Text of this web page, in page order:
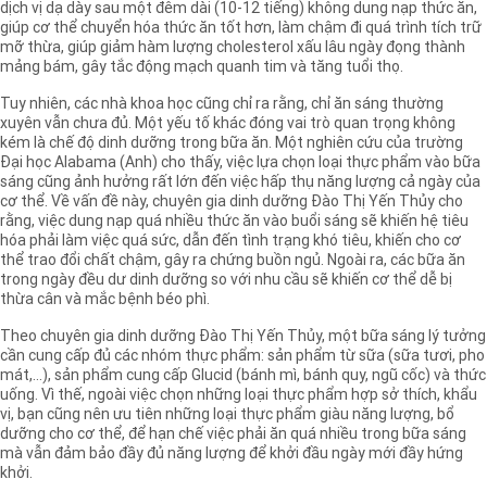
dịch vị dạ dày sau một đêm dài (10-12 tiếng) không dung nạp thức ăn,
giúp cơ thể chuyển hóa thức ăn tốt hơn, làm chậm đi quá trình tích trữ
mỡ thừa, giúp giảm hàm lượng cholesterol xấu lâu ngày đọng thành
mảng bám, gây tắc động mạch quanh tim và tăng tuổi thọ.
Tuy nhiên, các nhà khoa học cũng chỉ ra rằng, chỉ ăn sáng thường
xuyên vẫn chưa đủ. Một yếu tố khác đóng vai trò quan trọng không
kém là chế độ dinh dưỡng trong bữa ăn. Một nghiên cứu của trường
Đại học Alabama (Anh) cho thấy, việc lựa chọn loại thực phẩm vào bữa
sáng cũng ảnh hưởng rất lớn đến việc hấp thụ năng lượng cả ngày của
cơ thể. Về vấn đề này, chuyên gia dinh dưỡng Đào Thị Yến Thủy cho
rằng, việc dung nạp quá nhiều thức ăn vào buổi sáng sẽ khiến hệ tiêu
hóa phải làm việc quá sức, dẫn đến tình trạng khó tiêu, khiến cho cơ
thể trao đổi chất chậm, gây ra chứng buồn ngủ. Ngoài ra, các bữa ăn
trong ngày đều dư dinh dưỡng so với nhu cầu sẽ khiến cơ thể dễ bị
thừa cân và mắc bệnh béo phì.
Theo chuyên gia dinh dưỡng Đào Thị Yến Thủy, một bữa sáng lý tưởng
cần cung cấp đủ các nhóm thực phẩm: sản phẩm từ sữa (sữa tươi, pho
mát,…), sản phẩm cung cấp Glucid (bánh mì, bánh quy, ngũ cốc) và thức
uống. Vì thế, ngoài việc chọn những loại thực phẩm hợp sở thích, khẩu
vị, bạn cũng nên ưu tiên những loại thực phẩm giàu năng lượng, bổ
dưỡng cho cơ thể, để hạn chế việc phải ăn quá nhiều trong bữa sáng
mà vẫn đảm bảo đầy đủ năng lượng để khởi đầu ngày mới đầy hứng
khởi.